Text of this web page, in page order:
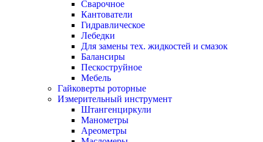
Сварочное
Кантователи
Гидравлическое
Лебедки
Для замены тех. жидкостей и смазок
Балансиры
Пескоструйное
Мебель
Гайковерты роторные
Измерительный инструмент
Штангенциркули
Манометры
Ареометры